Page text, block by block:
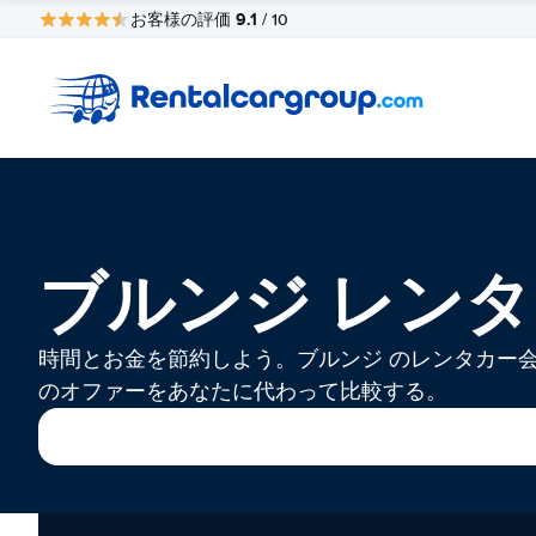
お客様の評価 9.1 / 10
ブルンジ レン
時間とお金を節約しよう。ブルンジ のレンタカー
のオファーをあなたに代わって比較する。